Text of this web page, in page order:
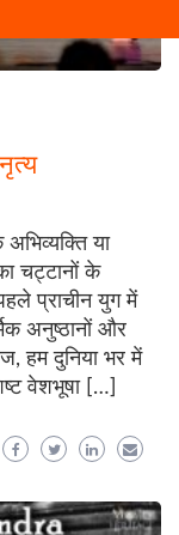
या
चट्टानों के
प्राचीन युग में
अनुष्ठानों और
हम दुनिया भर में
वेशभूषा […]